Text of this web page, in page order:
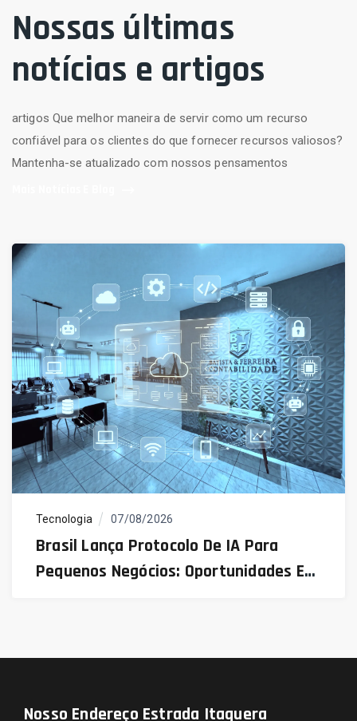
Nossas últimas
notícias e artigos
artigos Que melhor maneira de servir como um recurso
confiável para os clientes do que fornecer recursos valiosos?
Mantenha-se atualizado com nossos pensamentos
Tecnologia 07/08/2026
Brasil Lança Protocolo De IA Para
Pequenos Negócios: Oportunidades E
Nosso Endereço Estrada Itaquera